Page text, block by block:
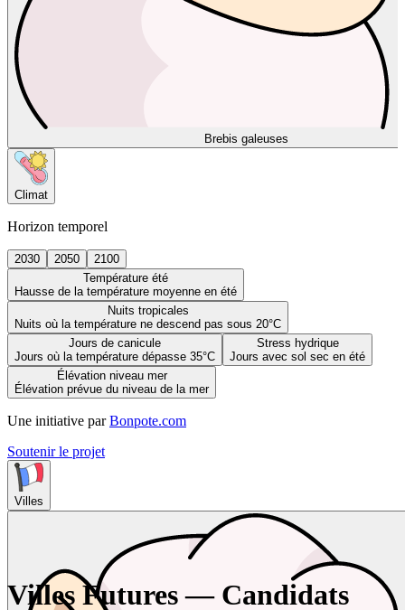
Brebis galeuses
Climat
Horizon temporel
2030 2050
2100
Température été
Hausse de la température moyenne en été
Nuits tropicales
Nuits où la température ne descend pas sous 20°C
Jours de canicule
Jours où la température dépasse 35°C
Stress hydrique
Jours avec sol sec en été
Élévation niveau mer
Élévation prévue du niveau de la mer
Une initiative par Bonpote.com
Soutenir le projet
Villes
Villes Futures — Candidats